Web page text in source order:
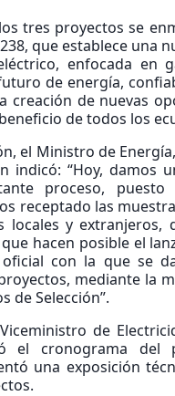
tres proyectos se
que establece una
enfocada en
de energía,
creación de nuevas
de todos los
el Ministro de
indicó: “Hoy, damos
proceso, puesto
receptado las
locales y extranjeros,
hacen posible el
con la que se
mediante la
de Selección”.
de
el cronograma del
una exposición